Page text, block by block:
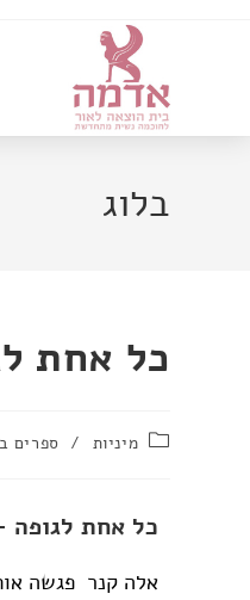
בלוג
כל אחת
מיניות / ספרים
כל אחת לגופה
אלה קנר פגשה